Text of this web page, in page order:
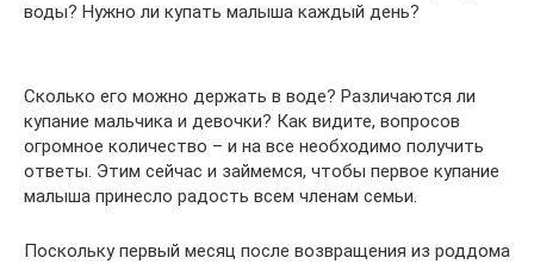
воды? Нужно ли купать малыша каждый день?
Сколько его можно держать в воде? Различаются ли
купание мальчика и девочки? Как видите, вопросов
огромное количество – и на все необходимо получить
ответы. Этим сейчас и займемся, чтобы первое купание
малыша принесло радость всем членам семьи.
Поскольку первый месяц после возвращения из роддома